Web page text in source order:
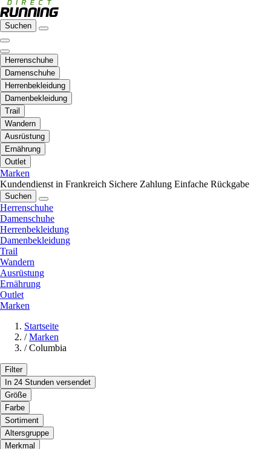
Suchen
Herrenschuhe
Damenschuhe
Herrenbekleidung
Damenbekleidung
Trail
Wandern
Ausrüstung
Ernährung
Outlet
Marken
Kundendienst in Frankreich Sichere Zahlung Einfache Rückgabe
Suchen
Herrenschuhe
Damenschuhe
Herrenbekleidung
Damenbekleidung
Trail
Wandern
Ausrüstung
Ernährung
Outlet
Marken
Startseite
/ Marken
/ Columbia
Filter
In 24 Stunden versendet
Größe
Farbe
Sortiment
Altersgruppe
Merkmal